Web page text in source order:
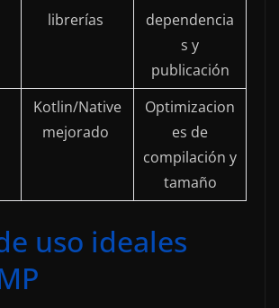
librerías
dependencia
s y
publicación
Kotlin/Native
mejorado
Optimizacion
es de
compilación y
tamaño
uso ideales